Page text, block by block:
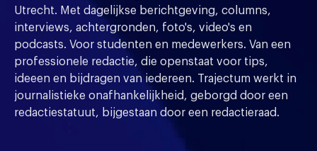
Utrecht. Met dagelijkse berichtgeving, columns,
interviews, achtergronden, foto's, video's en
podcasts. Voor studenten en medewerkers. Van een
professionele redactie, die openstaat voor tips,
ideeen en bijdragen van iedereen. Trajectum werkt in
journalistieke onafhankelijkheid, geborgd door een
redactiestatuut, bijgestaan door een redactieraad.